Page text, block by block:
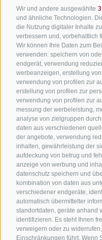
Wir und andere ausgewählte
und ähnliche Technologien.
die Nutzung digitaler Inhalte
verbessern und, vorbehaltlich
Wir können Ihre Daten zum
verwenden: speichern von
endgerät, verwendung
werbeanzeigen, erstellung
verwendung von profilen zur
erstellung von profilen zur
verwendung von profilen zur
messung der werbeleistung,
analyse von zielgruppen
daten aus verschiedenen
der angebote, verwendung
inhalten, gewährleistung der
aufdeckung von betrug und
anzeige von werbung und
datenschutz speichern und
kombination von daten aus
verschiedener endgeräte,
automatisch übermittelter
standortdaten, geräte anhand
identifizieren. Es steht Ihnen
verweigern oder zu
Einschränkungen führt. Wenn